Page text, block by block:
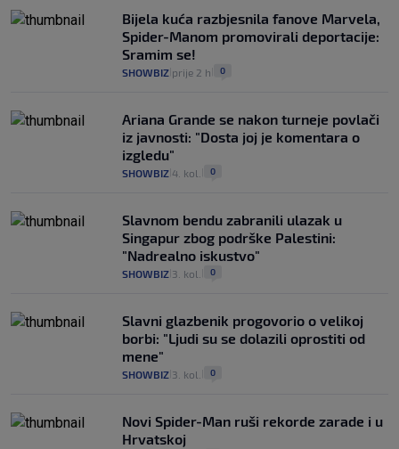
Bijela kuća razbjesnila fanove Marvela,
Spider-Manom promovirali deportacije:
Sramim se!
SHOWBIZ prije 2 h 0
Ariana Grande se nakon turneje povlači
iz javnosti: "Dosta joj je komentara o
izgledu"
SHOWBIZ 4. kol. 0
Slavnom bendu zabranili ulazak u
Singapur zbog podrške Palestini:
"Nadrealno iskustvo"
SHOWBIZ 3. kol. 0
Slavni glazbenik progovorio o velikoj
borbi: "Ljudi su se dolazili oprostiti od
mene"
SHOWBIZ 3. kol. 0
Novi Spider-Man ruši rekorde zarade i u
Hrvatskoj